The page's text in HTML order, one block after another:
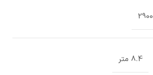
2900
8.4 متر